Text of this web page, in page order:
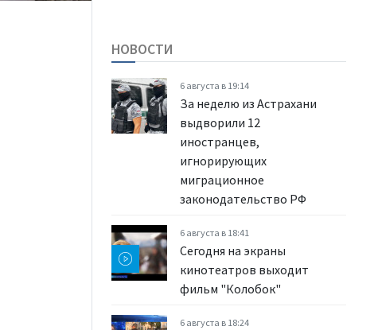
НОВОСТИ
6 августа в 19:14
За неделю из Астрахани
выдворили 12
иностранцев,
игнорирующих
миграционное
законодательство РФ
6 августа в 18:41
Сегодня на экраны
кинотеатров выходит
фильм "Колобок"
6 августа в 18:24